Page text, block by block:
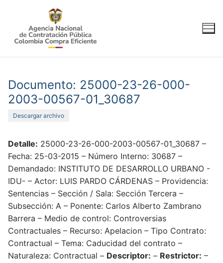
contenido
Documento: 25000-23-26-000-
2003-00567-01_30687
Descargar archivo
Detalle: 25000-23-26-000-2003-00567-01_30687 –
Fecha: 25-03-2015 – Número Interno: 30687 –
Demandado: INSTITUTO DE DESARROLLO URBANO -
IDU- – Actor: LUIS PARDO CÁRDENAS – Providencia:
Sentencias – Sección / Sala: Sección Tercera –
Subsección: A – Ponente: Carlos Alberto Zambrano
Barrera – Medio de control: Controversias
Contractuales – Recurso: Apelacion – Tipo Contrato:
Contractual – Tema: Caducidad del contrato –
Naturaleza: Contractual – Descriptor: – Restrictor: –